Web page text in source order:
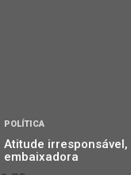
POLÍTICA
Atitude
embaixadora